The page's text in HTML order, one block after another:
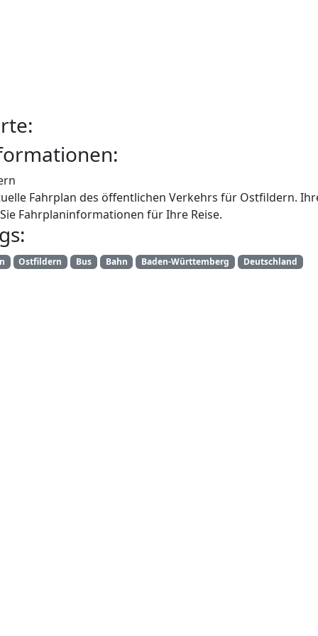
Fahrplan des öffentlichen Verkehrs für Ostfildern.
Fahrplaninformationen für Ihre Reise.
Ostfildern Bus Bahn Baden-Württemberg Deutschland